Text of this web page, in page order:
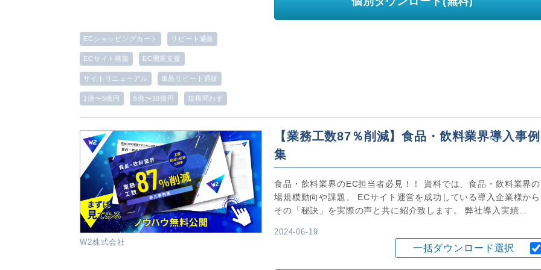
ECショッピングカート リピート通販
ECサイト構築 EC開業支援
サイトリニューアル 単品リピート通販
1億〜5億円 5億〜10億円 規模問わず
W2株式会社
【業務工数87％削減】食品・飲料業界導入事例
集
食品・飲料業界のEC担当者必見！！ 資料では、食品・飲料業界
場規模動向や課題、 ECサイト運営を成功している導入企業様か
その「秘訣」を実際の声と共に紹介致します。 弊社導入実績...
2024-06-19
一括ダウンロード選択